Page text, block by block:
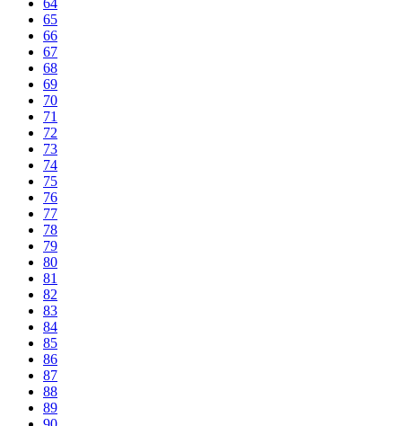
65
66
67
68
69
70
71
72
73
74
75
76
77
78
79
80
81
82
83
84
85
86
87
88
89